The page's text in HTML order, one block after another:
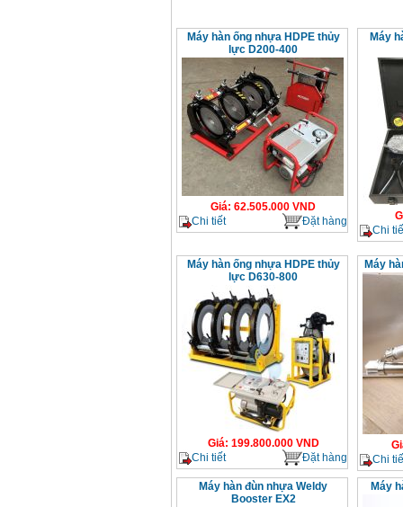
Máy hàn ống nhựa HDPE thủy
lực D200-400
Giá: 62.505.000 VND
Chi tiết
Đặt hàng
Máy
Chi
Máy hàn ống nhựa HDPE thủy
lực D630-800
Giá: 199.800.000VND
Chi tiết
Đặt hàng
Máy
Chi
Máy hàn đùn nhựa Weldy
Booster EX2
Máy